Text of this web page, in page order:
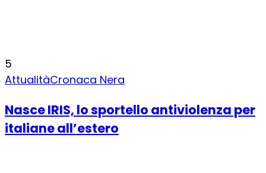
5
AttualitàCronaca Nera
Nasce IRIS, lo sportello antiviolenza per
italiane all’estero